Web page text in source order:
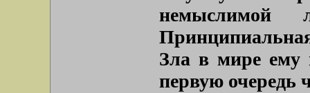
немыслимой
Зла в мире ему
первую очередь